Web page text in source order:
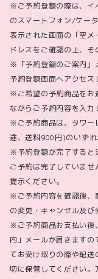
※ご予約登録の際は、イ
のスマートフォン/ケー
表示された画面の「空
ドレスをご確認の上、そ
※「予約登録のご案内」
予約登録画面へアクセス
※ご希望の予約商品をお
ながらご予約内容を入力
※ご予約商品は、タワー
途、送料900円)のいずれ
※予約登録が完了すると
ご予約は完了していま
提示ください。
※ご予約内容を確認後、
の変更・キャンセル及び
※ご予約商品お支払い
内」メールが届きます
てお受け取りの際や配
切に保管してください